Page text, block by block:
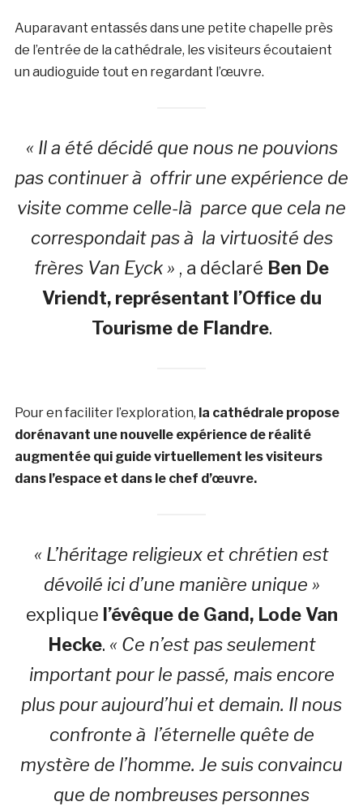
Auparavant entassés dans une petite chapelle près
de l’entrée de la cathédrale, les visiteurs écoutaient
un audioguide tout en regardant l’œuvre.
« Il a été décidé que nous ne pouvions
pas continuer à offrir une expérience de
visite comme celle-là parce que cela ne
correspondait pas à la virtuosité des
frères Van Eyck » , a déclaré Ben De
Vriendt, représentant l’Office du
Tourisme de Flandre.
Pour en faciliter l’exploration, la cathédrale propose
dorénavant une nouvelle expérience de réalité
augmentée qui guide virtuellement les visiteurs
dans l’espace et dans le chef d’œuvre.
« L’héritage religieux et chrétien est
dévoilé ici d’une manière unique »
explique l’évêque de Gand, Lode Van
Hecke. « Ce n’est pas seulement
important pour le passé, mais encore
plus pour aujourd’hui et demain. Il nous
confronte à l’éternelle quête de
mystère de l’homme. Je suis convaincu
que de nombreuses personnes